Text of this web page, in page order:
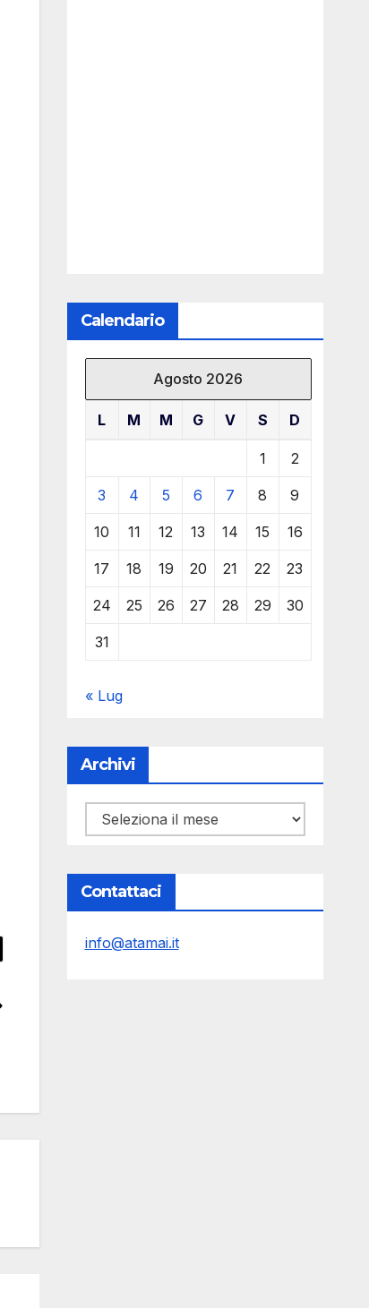
Calendario
Agosto 2026
L M M G V S D
1 2
3 4 5 6 7 8 9
10 11 12 13 14 15 16
17 18 19 20 21 22 23
24 25 26 27 28 29 30
31
« Lug
Archivi
Archivi
Contattaci
info@atamai.it